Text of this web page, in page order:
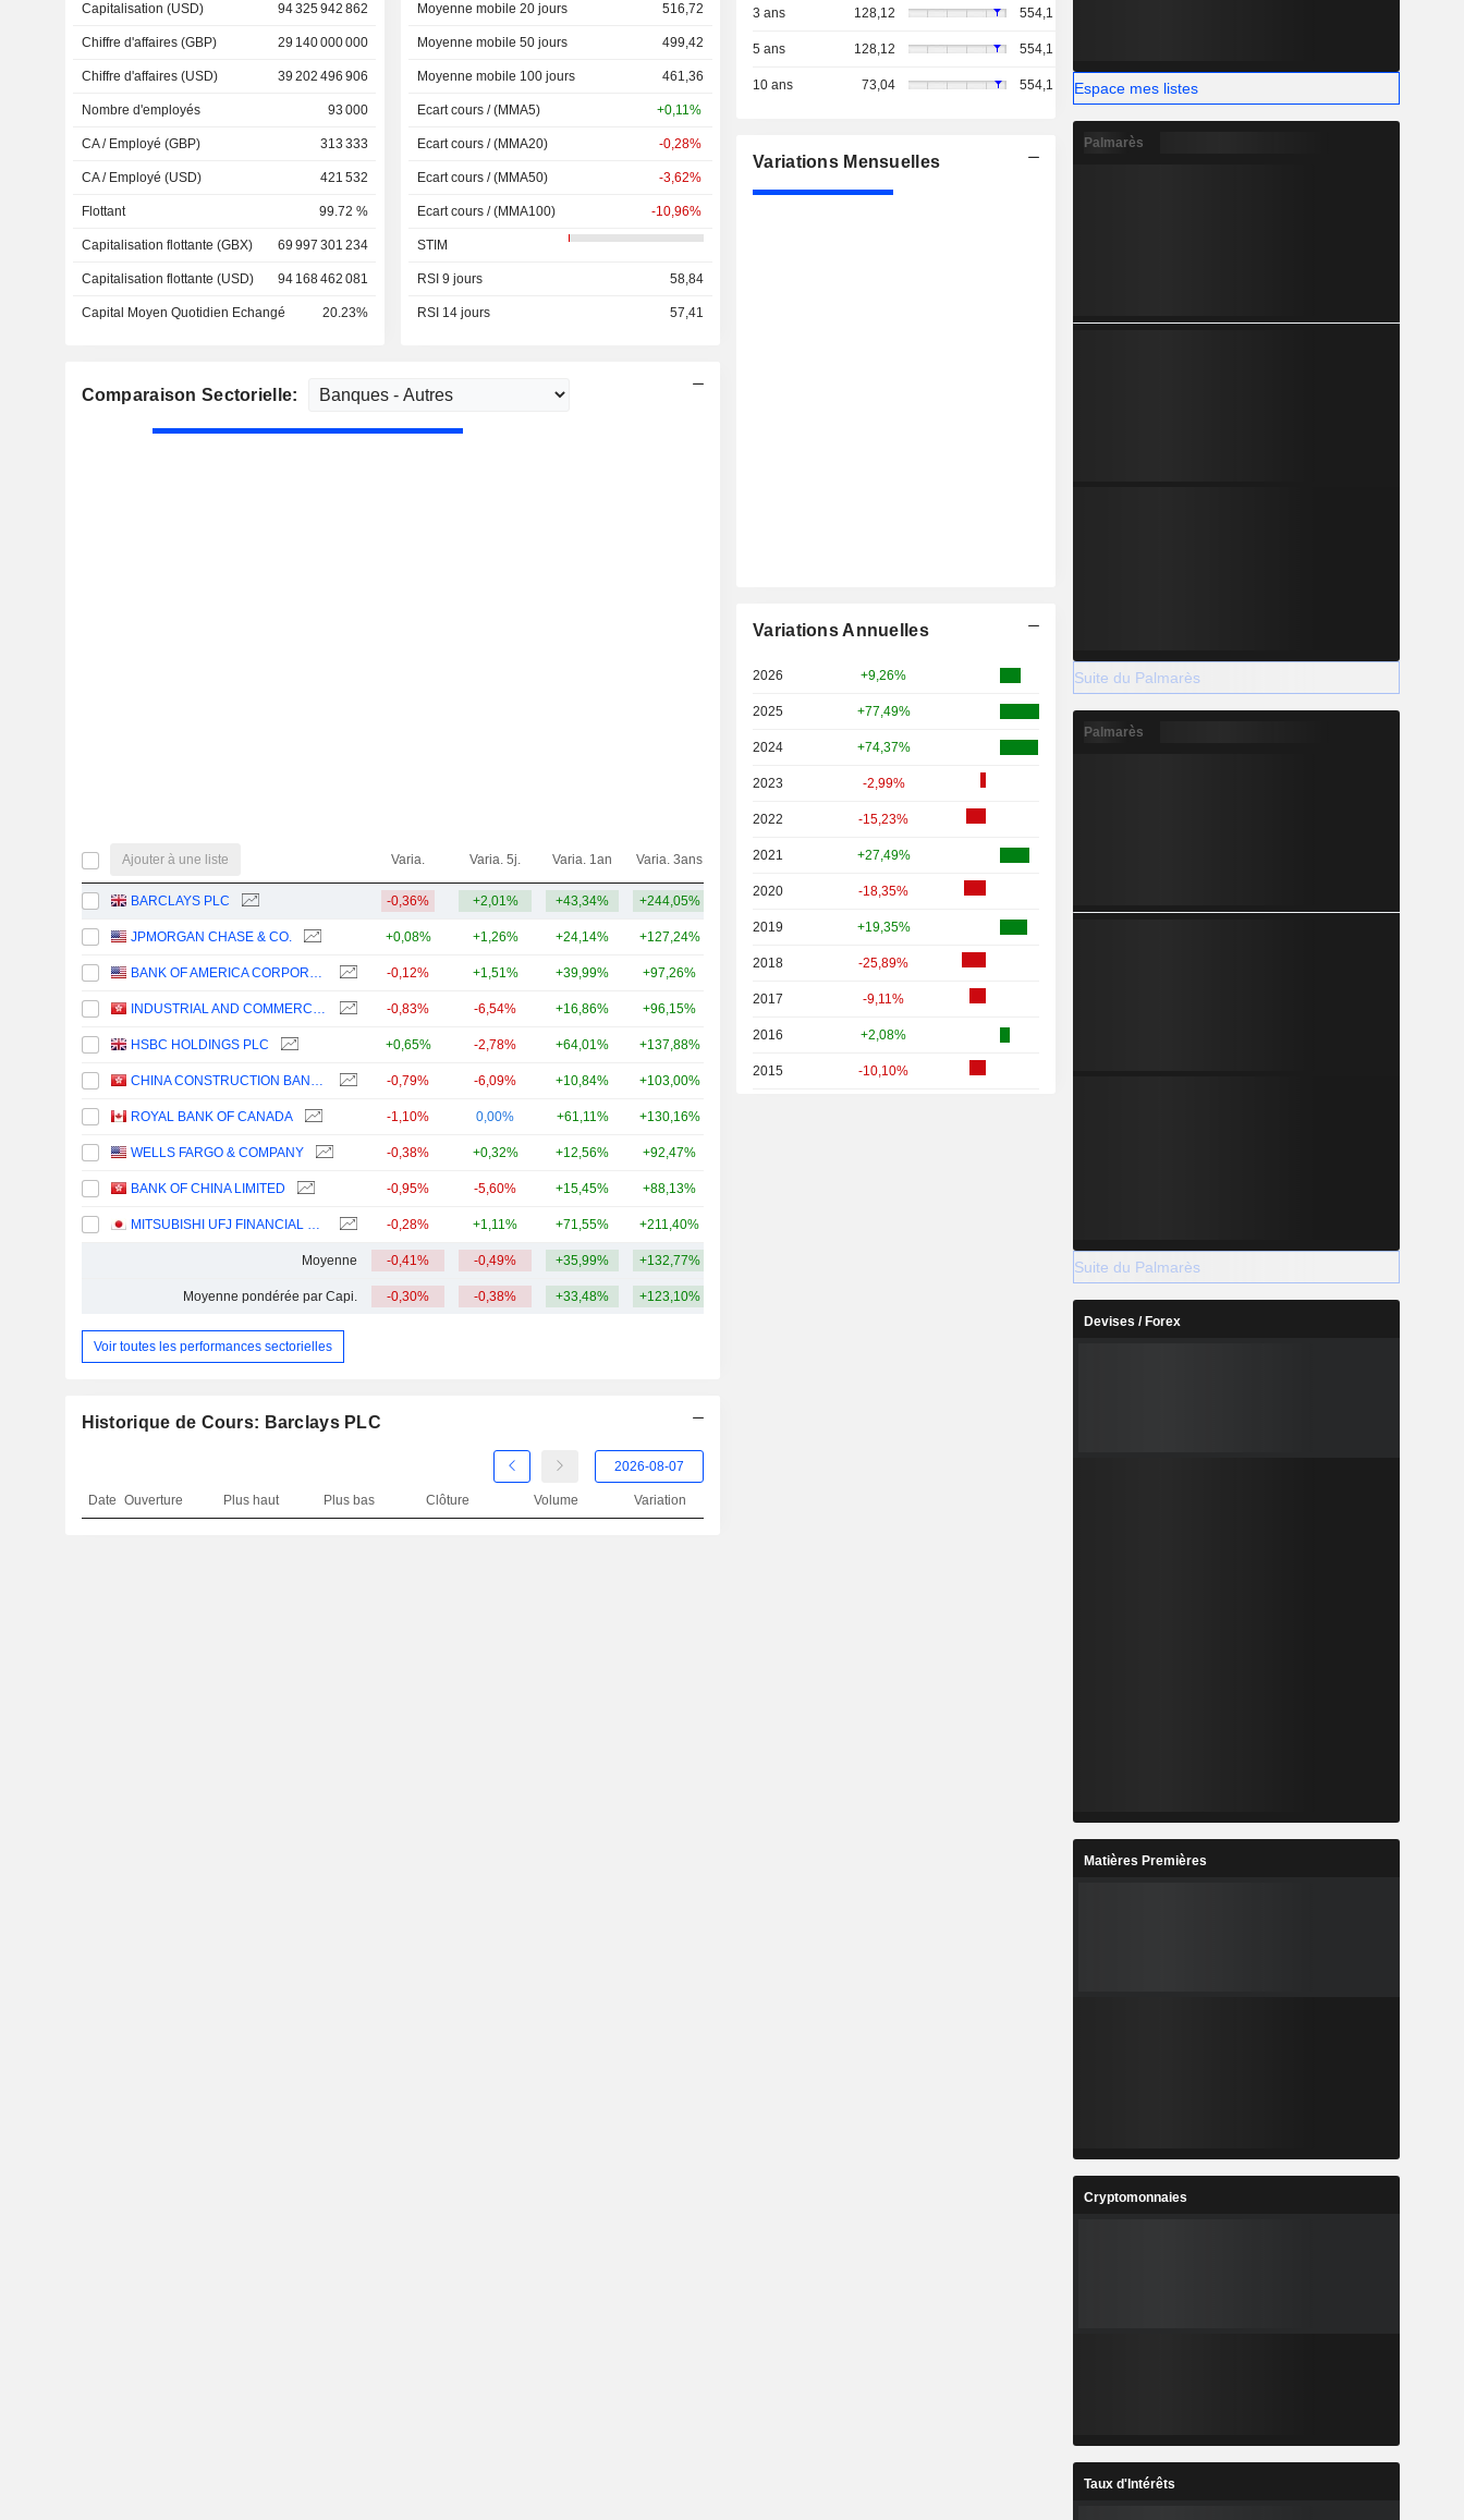
Capitalisation (USD) 94 325 942 862
Chiffre d'affaires (GBP) 29 140 000 000
Chiffre d'affaires (USD) 39 202 496 906
Nombre d'employés 93 000
CA / Employé (GBP) 313 333
CA / Employé (USD) 421 532
Flottant 99.72 %
Capitalisation flottante (GBX) 69 997 301 234
Capitalisation flottante (USD) 94 168 462 081
Capital Moyen Quotidien Echangé 20.23%
Moyenne mobile 20 jours 516,72
Moyenne mobile 50 jours 499,42
Moyenne mobile 100 jours 461,36
Ecart cours / (MMA5) +0,11%
Ecart cours / (MMA20) -0,28%
Ecart cours / (MMA50) -3,62%
Ecart cours / (MMA100) -10,96%
STIM
RSI 9 jours 58,84
RSI 14 jours 57,41
Comparaison Sectorielle:
Ajouter à une liste Varia. Varia. 5j. Varia. 1an Varia. 3ans Capi.($)
BARCLAYS PLC -0,36% +2,01% +43,34% +244,05%
JPMORGAN CHASE & CO. +0,08% +1,26% +24,14% +127,24%
BANK OF AMERICA CORPORATION -0,12% +1,51% +39,99% +97,26%
INDUSTRIAL AND COMMERCIAL BANK OF CHINA LIMITED -0,83% -6,54% +16,86% +96,15%
HSBC HOLDINGS PLC +0,65% -2,78% +64,01% +137,88%
CHINA CONSTRUCTION BANK CORPORATION -0,79% -6,09% +10,84% +103,00%
ROYAL BANK OF CANADA -1,10% 0,00% +61,11% +130,16%
WELLS FARGO & COMPANY -0,38% +0,32% +12,56% +92,47%
BANK OF CHINA LIMITED -0,95% -5,60% +15,45% +88,13%
MITSUBISHI UFJ FINANCIAL GROUP, INC. -0,28% +1,11% +71,55% +211,40%
Moyenne -0,41% -0,49% +35,99% +132,77%
Moyenne pondérée par Capi. -0,30% -0,38% +33,48% +123,10%
Voir toutes les performances sectorielles
Historique de Cours: Barclays PLC
Date Ouverture Plus haut Plus bas Clôture Volume Variation
3 ans 128,12 554,1
5 ans 128,12 554,1
10 ans 73,04 554,1
Variations Mensuelles
Variations Annuelles
2026 +9,26%
2025 +77,49%
2024 +74,37%
2023 -2,99%
2022 -15,23%
2021 +27,49%
2020 -18,35%
2019 +19,35%
2018 -25,89%
2017 -9,11%
2016 +2,08%
2015 -10,10%
Espace mes listes
Palmarès
Suite du Palmarès
Palmarès
Suite du Palmarès
Devises / Forex
Matières Premières
Cryptomonnaies
Taux d'Intérêts